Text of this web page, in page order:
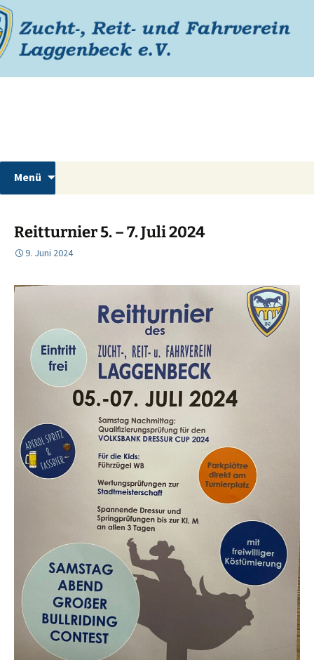
Zum
Inhalt
springenReiterverein Laggenbeck
Menü
Reitturnier 5. – 7. Juli 2024
9. Juni 2024